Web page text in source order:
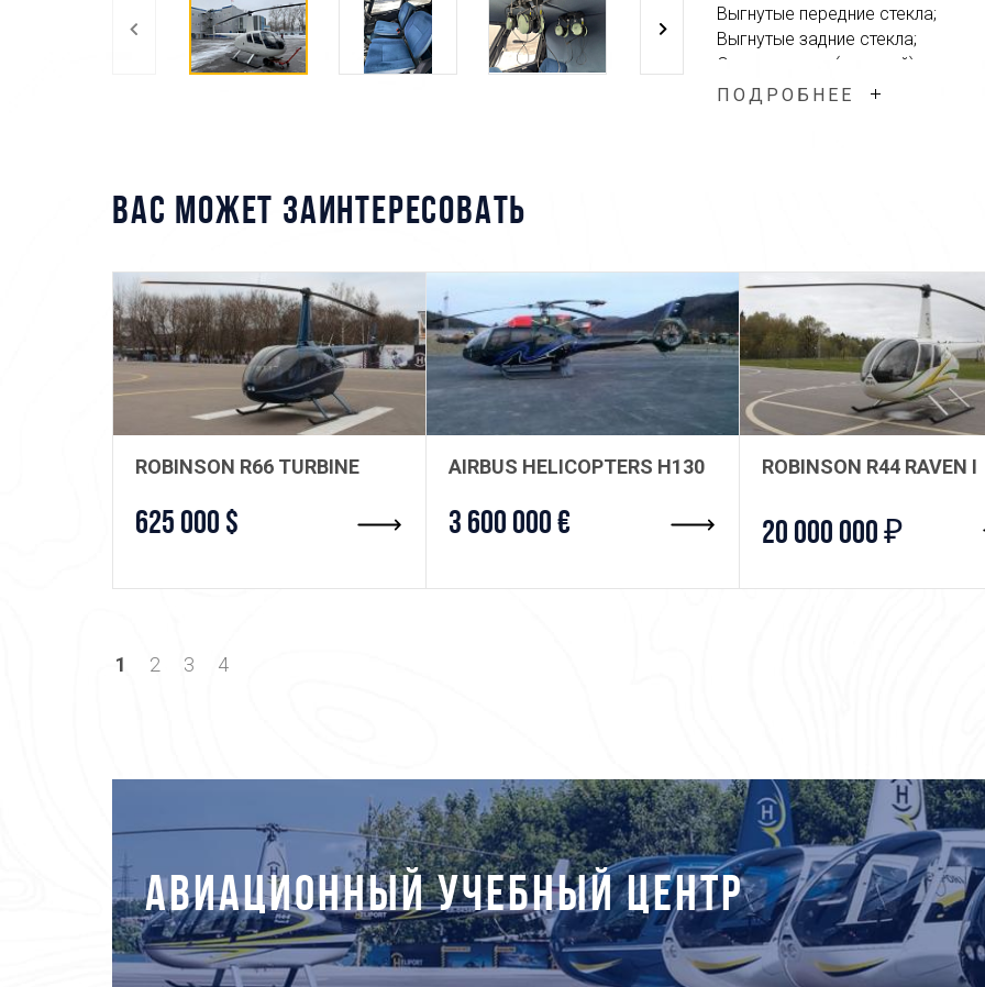
Выгнутые передние стекла;
Выгнутые задние стекла;
Огнетушитель (штатный);
Авиационные гарнитуры - 4шт;
ПОДРОБНЕЕ
ВАС МОЖЕТ ЗАИНТЕРЕСОВАТЬ
ROBINSON R66 TURBINE
625 000 $
AIRBUS HELICOPTERS H130
3 600 000 €
ROBINSON R44 RAVEN I
20 000 000 ₽
1 2 3 4
АВИАЦИОННЫЙ УЧЕБНЫЙ ЦЕНТР